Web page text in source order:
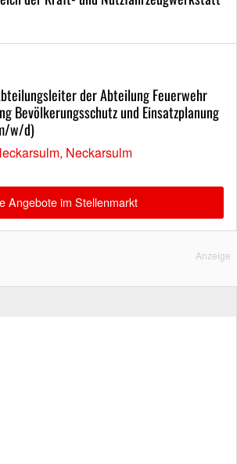
der Abteilung Feuerwehr
Bevölkerungsschutz und Einsatzplanung
w/d)
Neckarsulm
Angebote im Stellenmarkt
Anzeige